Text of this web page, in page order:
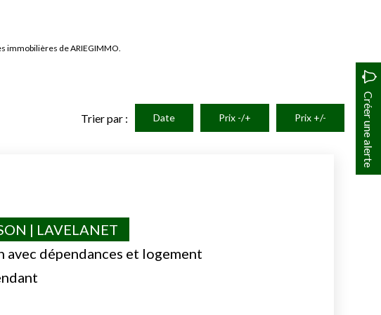
immobilières de ARIEGIMMO.
Créer une alerte
Trier par : Date Prix -/+ Prix +/-
avec dépendances et logement
| LAVELANET